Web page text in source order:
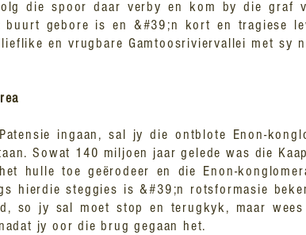
die spoor daar verby en kom by die graf
gebore is en &#39;n kort en tragiese
en vrugbare Gamtoosriviervallei met sy
ingaan, sal jy die ontblote Enon-
Sowat 140 miljoen jaar gelede was die
hulle toe geërodeer en die Enon-
hierdie steggies is &#39;n rotsformasie
so jy sal moet stop en terugkyk, maar
jy oor die brug gegaan het.